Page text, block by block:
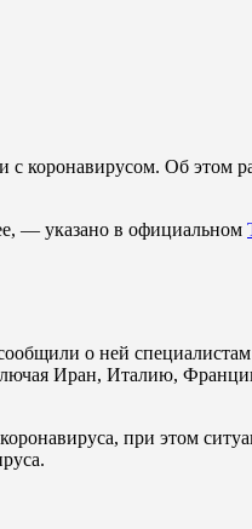
с коронавирусом. Об этом
— указано в официальном
о ней
Иран, Италию,
при этом